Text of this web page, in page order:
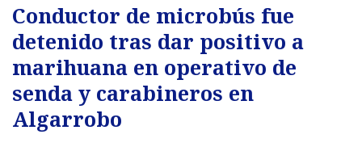
Conductor de microbús fue
detenido tras dar positivo a
marihuana en operativo de
senda y carabineros en
Algarrobo